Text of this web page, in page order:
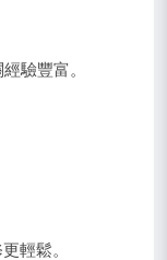
驗豐富。
輕鬆。